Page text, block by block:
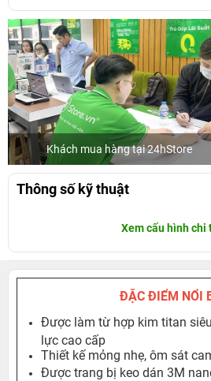
Khách mua hàng tại 24hStore
Thông số kỹ thuật
Xem cấu hình chi
ĐẶC ĐIỂM NỔI
Được làm từ hợp kim titan
lực cao cấp
Thiết kế mỏng nhẹ, ôm sát
Được trang bị keo dán 3M